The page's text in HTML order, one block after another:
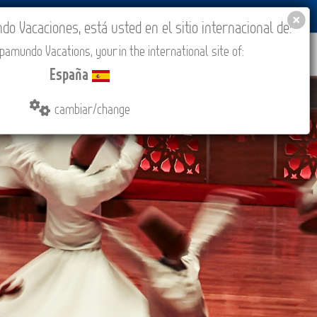
COMPRAR CONTACTO MÁS
Vacaciones, está usted en el sitio internacional de:
Vacations, your in the international site of:
España
cambiar/change